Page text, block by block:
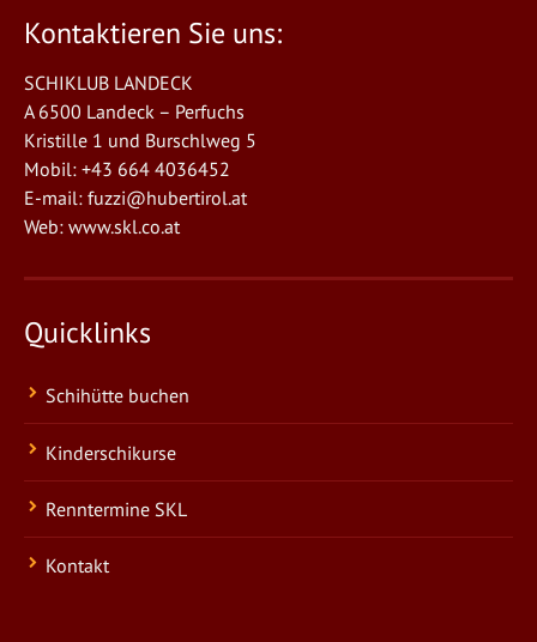
Kontaktieren Sie uns:
SCHIKLUB LANDECK
A 6500 Landeck – Perfuchs
Kristille 1 und Burschlweg 5
Mobil: +43 664 4036452
E-mail: fuzzi@hubertirol.at
Web: www.skl.co.at
Quicklinks
Schihütte buchen
Kinderschikurse
Renntermine SKL
Kontakt